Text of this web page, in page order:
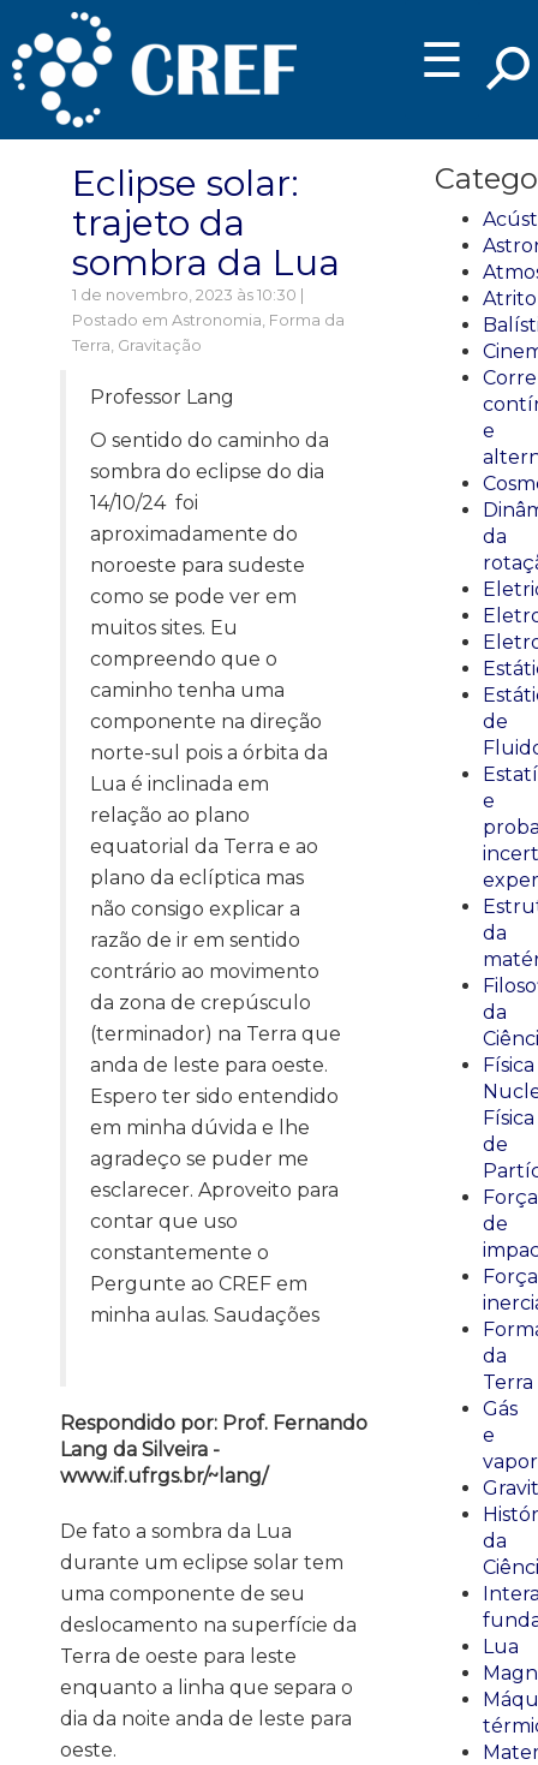
☰
Eclipse solar:
trajeto da
sombra da Lua
1 de novembro, 2023 às 10:30 |
Postado em Astronomia, Forma da
Terra, Gravitação
Professor Lang
O sentido do caminho da
sombra do eclipse do dia
14/10/24 foi
aproximadamente do
noroeste para sudeste
como se pode ver em
muitos sites. Eu
compreendo que o
caminho tenha uma
componente na direção
norte-sul pois a órbita da
Lua é inclinada em
relação ao plano
equatorial da Terra e ao
plano da eclíptica mas
não consigo explicar a
razão de ir em sentido
contrário ao movimento
da zona de crepúsculo
(terminador) na Terra que
anda de leste para oeste.
Espero ter sido entendido
em minha dúvida e lhe
agradeço se puder me
esclarecer. Aproveito para
contar que uso
constantemente o
Pergunte ao CREF em
minha aulas. Saudações
Respondido por: Prof. Fernando
Lang da Silveira -
www.if.ufrgs.br/~lang/
De fato a sombra da Lua
durante um eclipse solar tem
uma componente de seu
deslocamento na superfície da
Terra de oeste para leste
enquanto a linha que separa o
dia da noite anda de leste para
oeste.
Atrito
e
da
de
e
da
da
Física
Física
de
Força
de
da
Terra
Gás
e
vapor
da
Lua